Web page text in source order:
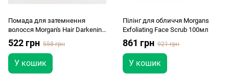
Помада для затемнення
волосся Morgan's Hair Darkening
Pomade 100 г
522 грн 558 грн
У кошик
Пілінг для обличчя Morgans
Exfoliating Face Scrub 100мл
861 грн 921 грн
У кошик